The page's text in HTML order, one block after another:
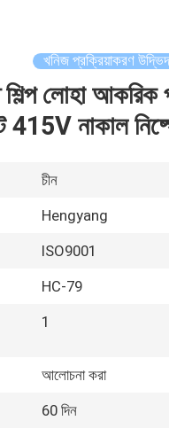
খনিজ প্রক্রিয়াকরণ উদ্ভিদ
লোহা আকরিক
415V নাকাল
চীন
Hengyang
ISO9001
HC-79
1
আলোচনা করা
60 দিন